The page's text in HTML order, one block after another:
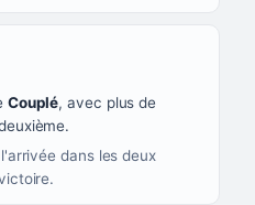
verte
Couplé, avec plus de
dans les deux